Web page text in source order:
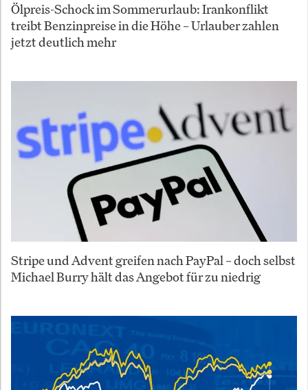
Ölpreis-Schock im Sommerurlaub: Irankonflikt
treibt Benzinpreise in die Höhe – Urlauber zahlen
jetzt deutlich mehr
Stripe und Advent greifen nach PayPal – doch selbst
Michael Burry hält das Angebot für zu niedrig